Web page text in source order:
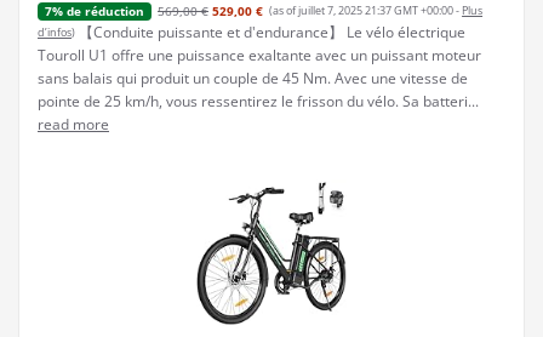
7% de réduction 569,00 € 529,00 € (as of juillet 7, 2025 21:37 GMT +00:00 - Plus
d’infos)
【Conduite puissante et d'endurance】 Le vélo électrique
Touroll U1 offre une puissance exaltante avec un puissant moteur
sans balais qui produit un couple de 45 Nm. Avec une vitesse de
pointe de 25 km/h, vous ressentirez le frisson du vélo. Sa batteri...
read more